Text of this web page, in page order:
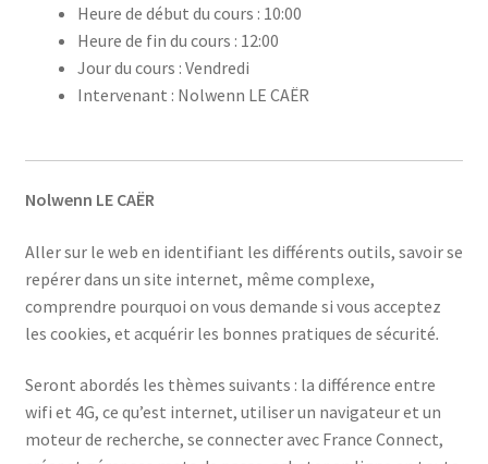
Heure de début du cours : 10:00
Heure de fin du cours : 12:00
Jour du cours : Vendredi
Intervenant : Nolwenn LE CAËR
Nolwenn LE CAËR
Aller sur le web en identifiant les différents outils, savoir se
repérer dans un site internet, même complexe,
comprendre pourquoi on vous demande si vous acceptez
les cookies, et acquérir les bonnes pratiques de sécurité.
Seront abordés les thèmes suivants : la différence entre
wifi et 4G, ce qu’est internet, utiliser un navigateur et un
moteur de recherche, se connecter avec France Connect,